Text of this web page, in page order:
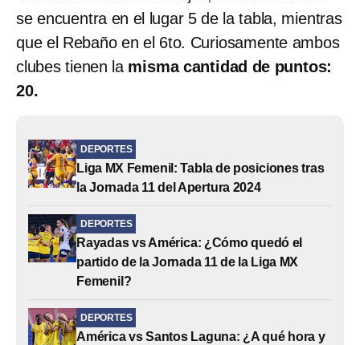
se encuentra en el lugar 5 de la tabla, mientras
que el Rebaño en el 6to. Curiosamente ambos
clubes tienen la misma cantidad de puntos:
20.
DEPORTES
Liga MX Femenil: Tabla de posiciones tras
la Jornada 11 del Apertura 2024
DEPORTES
Rayadas vs América: ¿Cómo quedó el
partido de la Jornada 11 de la Liga MX
Femenil?
DEPORTES
América vs Santos Laguna: ¿A qué hora y